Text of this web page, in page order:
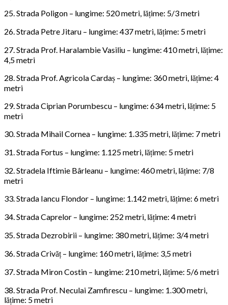
25. Strada Poligon – lungime: 520 metri, lățime: 5/3 metri
26. Strada Petre Jitaru – lungime: 437 metri, lățime: 5 metri
27. Strada Prof. Haralambie Vasiliu – lungime: 410 metri, lățime:
4,5 metri
28. Strada Prof. Agricola Cardaș – lungime: 360 metri, lățime: 4
metri
29. Strada Ciprian Porumbescu – lungime: 634 metri, lățime: 5
metri
30. Strada Mihail Cornea – lungime: 1.335 metri, lățime: 7 metri
31. Strada Fortus – lungime: 1.125 metri, lățime: 5 metri
32. Stradela Iftimie Bârleanu – lungime: 460 metri, lățime: 7/8
metri
33. Strada Iancu Flondor – lungime: 1.142 metri, lățime: 6 metri
34. Strada Caprelor – lungime: 252 metri, lățime: 4 metri
35. Strada Dezrobirii – lungime: 380 metri, lățime: 3/4 metri
36. Strada Crivăț – lungime: 160 metri, lățime: 3,5 metri
37. Strada Miron Costin – lungime: 210 metri, lățime: 5/6 metri
38. Strada Prof. Neculai Zamfirescu – lungime: 1.300 metri,
lățime: 5 metri